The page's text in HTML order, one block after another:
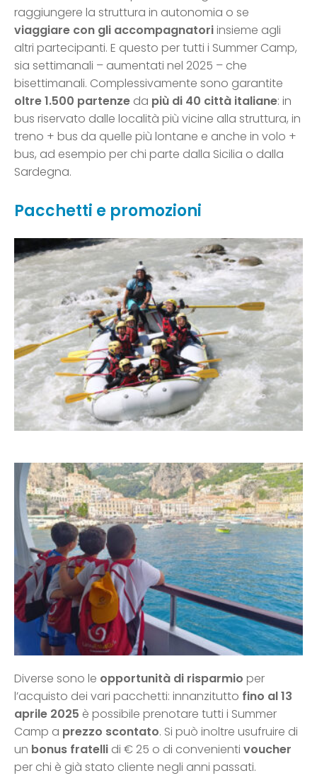
raggiungere la struttura in autonomia o se
viaggiare con gli accompagnatoriinsieme agli
altri partecipanti. E questo per tutti i Summer Camp,
sia settimanali – aumentati nel 2025 – che
bisettimanali. Complessivamente sono garantite
oltre 1.500 partenze da più di 40 città italiane: in
bus riservato dalle località più vicine alla struttura, in
treno + bus da quelle più lontane e anche in volo +
bus, ad esempio per chi parte dalla Sicilia o dalla
Sardegna.
Pacchetti e promozioni
Diverse sono le opportunità di risparmio per
l’acquisto dei vari pacchetti: innanzitutto fino al 13
aprile 2025 è possibile prenotare tutti i Summer
Camp a prezzo scontato. Si può inoltre usufruire di
un bonus fratelli di € 25 o di convenienti voucher
per chi è già stato cliente negli anni passati.